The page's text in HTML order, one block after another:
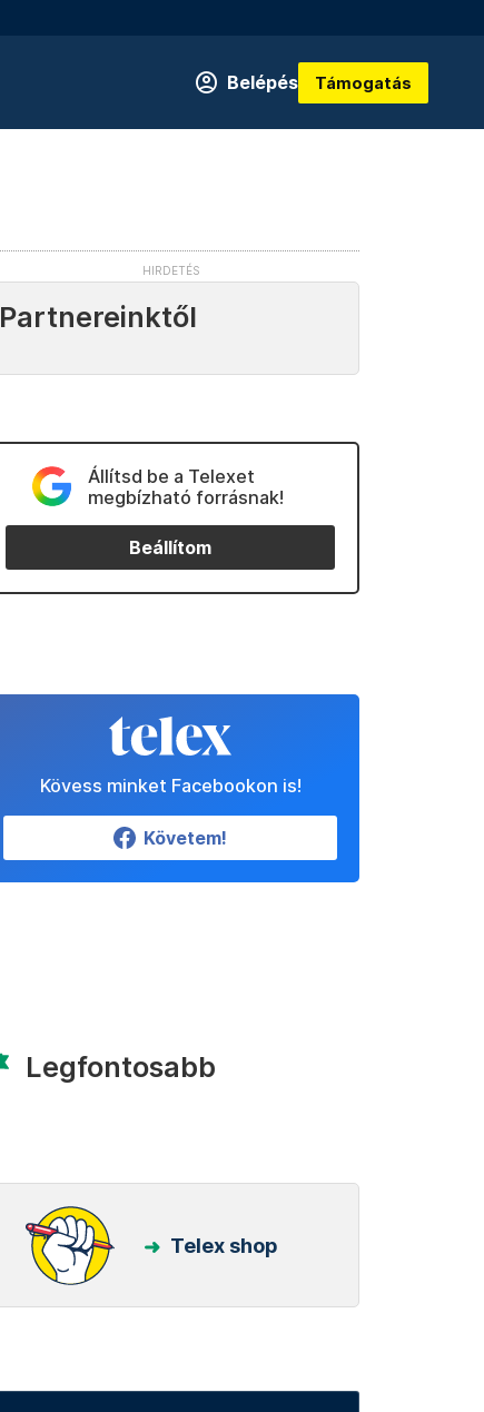
Belépés Támogatás
Partnereinktől
Állítsd be a Telexet
megbízható forrásnak!
Beállítom
Kövess minket Facebookon is!
Követem!
Legfontosabb
Telex shop